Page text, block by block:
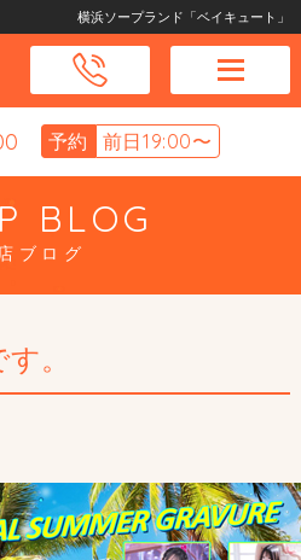
横浜ソープランド「ベイキュート」
予約 前日19:00〜
BLOG
ブログ
。